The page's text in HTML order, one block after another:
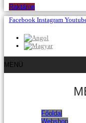
Raktáron
Facebook Instagram
MENÜ
Főoldal
Webshop